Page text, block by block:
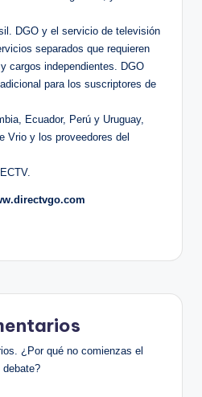
DGO y el servicio de televisión
separados que requieren
cargos independientes. DGO
para los suscriptores de
Ecuador, Perú y Uruguay,
Vrio y los proveedores del
¿Por qué no comienzas el
debate?